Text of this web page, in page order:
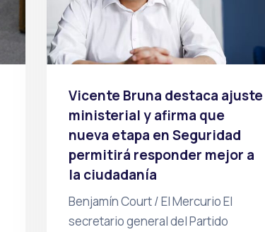
Vicente Bruna destaca ajuste
ministerial y afirma que
nueva etapa en Seguridad
permitirá responder mejor a
la ciudadanía
Benjamín Court / El Mercurio El
secretario general del Partido